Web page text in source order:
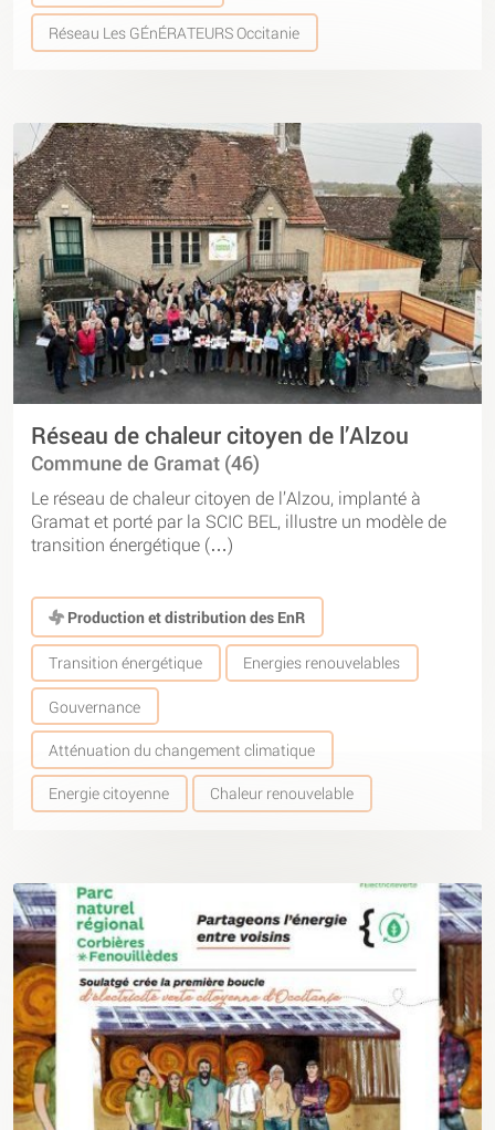
Réseau Les GÉnÉRATEURS Occitanie
Réseau de chaleur citoyen de l’Alzou
Commune de Gramat (46)
Le réseau de chaleur citoyen de l’Alzou, implanté à
Gramat et porté par la SCIC BEL, illustre un modèle de
transition énergétique (…)
Production et distribution des EnR
Transition énergétique Energies renouvelables
Gouvernance
Atténuation du changement climatique
Energie citoyenne Chaleur renouvelable